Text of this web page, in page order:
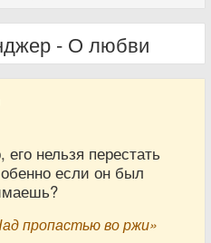
- О любви
нельзя перестать
если он был
пропастью во ржи»